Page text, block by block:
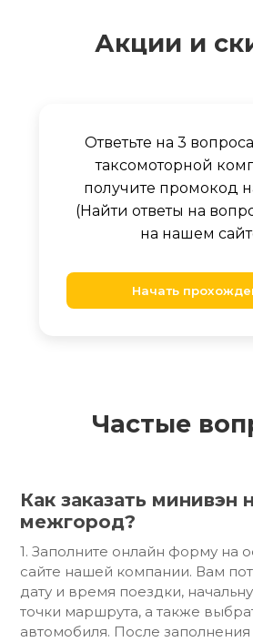
Акции и
Ответьте на 3
таксомоторной
получите промокод
(Найти ответы на
на нашем
Начать
Частые
Как заказать минивэн
межгород?
1. Заполните онлайн форму на
сайте нашей компании. Вам
дату и время поездки,
точки маршрута, а также
автомобиля. После